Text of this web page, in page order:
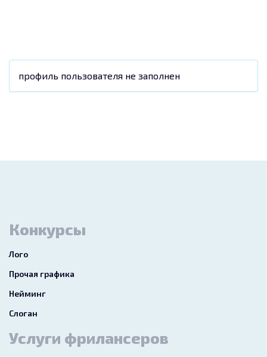
профиль пользователя не заполнен
Конкурсы
Лого
Прочая графика
Нейминг
Слоган
Услуги фрилансеров